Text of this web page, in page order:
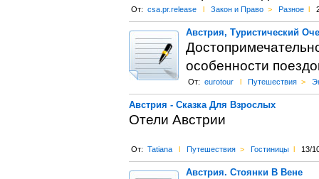
От: csa.pr.release l Закон и Право > Разное l
Австрия, Туристический
особенности
От: eurotour l Путешествия >
Австрия - Сказка Для Взрослых
Отели Австрии
От: Tatiana l Путешествия > Гостиницы l 13/
Австрия. Стоянки В Вене